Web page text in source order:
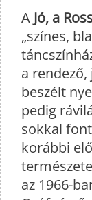
A Jó, a
„színes,
a
beszélt
pedig
sokkal
korábbi
az 1966-